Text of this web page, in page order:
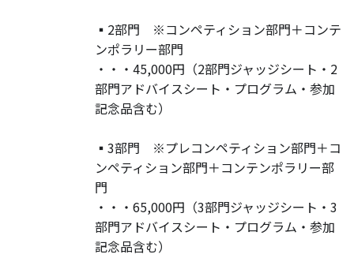
▪️2部門 ※コンペティション部門＋コンテ
ンポラリー部門
・・・45,000円（2部門ジャッジシート・2
部門アドバイスシート・プログラム・参加
記念品含む）
▪️3部門 ※プレコンペティション部門＋コ
ンペティション部門＋コンテンポラリー部
門
・・・65,000円（3部門ジャッジシート・3
部門アドバイスシート・プログラム・参加
記念品含む）